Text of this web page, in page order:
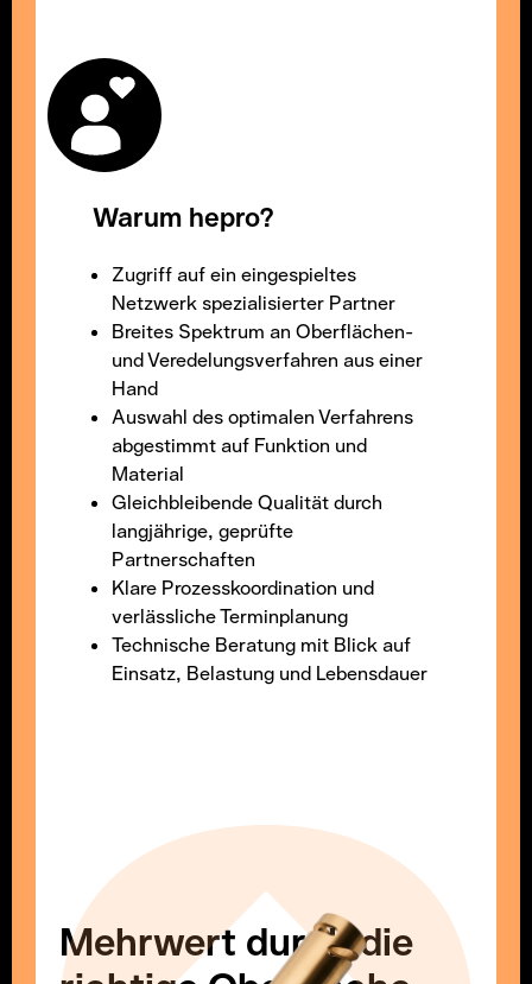
Warum hepro?
Zugriff auf ein eingespieltes
Netzwerk spezialisierter Partner
Breites Spektrum an Oberflächen-
und Veredelungsverfahren aus einer
Hand
Auswahl des optimalen Verfahrens
abgestimmt auf Funktion und
Material
Gleichbleibende Qualität durch
langjährige, geprüfte
Partnerschaften
Klare Prozesskoordination und
verlässliche Terminplanung
Technische Beratung mit Blick auf
Einsatz, Belastung und Lebensdauer
Mehrwert durch die